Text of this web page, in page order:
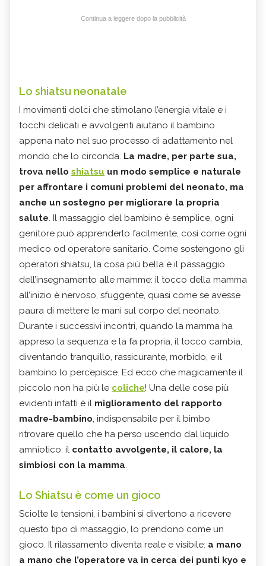
Continua a leggere dopo la pubblicità
Lo shiatsu neonatale
I movimenti dolci che stimolano l’energia vitale e i
tocchi delicati e avvolgenti aiutano il bambino
appena nato nel suo processo di adattamento nel
mondo che lo circonda. La madre, per parte sua,
trova nello shiatsu un modo semplice e naturale
per affrontare i comuni problemi del neonato, ma
anche un sostegno per migliorare la propria
salute. Il massaggio del bambino è semplice, ogni
genitore può apprenderlo facilmente, così come ogni
medico od operatore sanitario. Come sostengono gli
operatori shiatsu, la cosa più bella è il passaggio
dell’insegnamento alle mamme: il tocco della mamma
all’inizio è nervoso, sfuggente, quasi come se avesse
paura di mettere le mani sul corpo del neonato.
Durante i successivi incontri, quando la mamma ha
appreso la sequenza e la fa propria, il tocco cambia,
diventando tranquillo, rassicurante, morbido, e il
bambino lo percepisce. Ed ecco che magicamente il
piccolo non ha più le coliche! Una delle cose più
evidenti infatti è il miglioramento del rapporto
madre-bambino, indispensabile per il bimbo
ritrovare quello che ha perso uscendo dal liquido
amniotico: il contatto avvolgente, il calore, la
simbiosi con la mamma.
Lo Shiatsu è come un gioco
Sciolte le tensioni, i bambini si divertono a ricevere
questo tipo di massaggio, lo prendono come un
gioco. Il rilassamento diventa reale e visibile: a mano
a mano che l’operatore va in cerca dei punti kyo e